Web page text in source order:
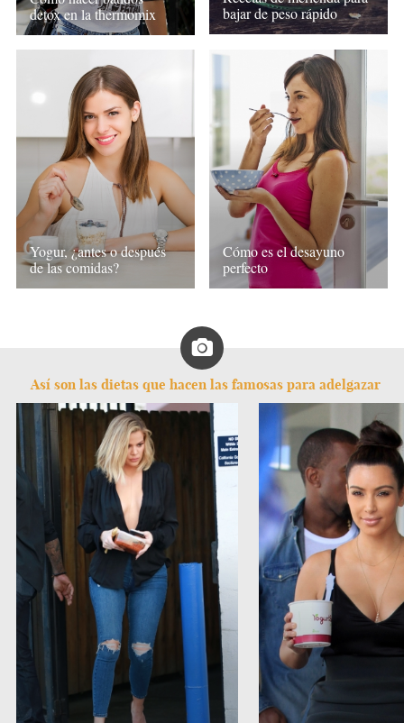
detox en la thermomix
bajar de peso rápido
Yogur, ¿antes o después
de las comidas?
Cómo es el desayuno
perfecto
Así son las dietas que hacen las famosas para adelgazar